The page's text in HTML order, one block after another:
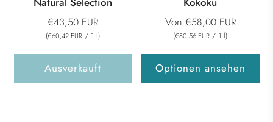
€43,50 EUR
(€60,42 EUR / 1 l)
Ausverkauft
Von €58,00 EUR
(€80,56 EUR / 1 l)
Optionen ansehen